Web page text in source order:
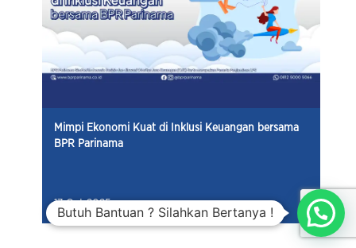
Mimpi Ekonomi Kuat di Inklusi Keuangan bersama
BPR Parinama
17 Oct 2025
Butuh Bantuan ? Silahkan Bertanya !